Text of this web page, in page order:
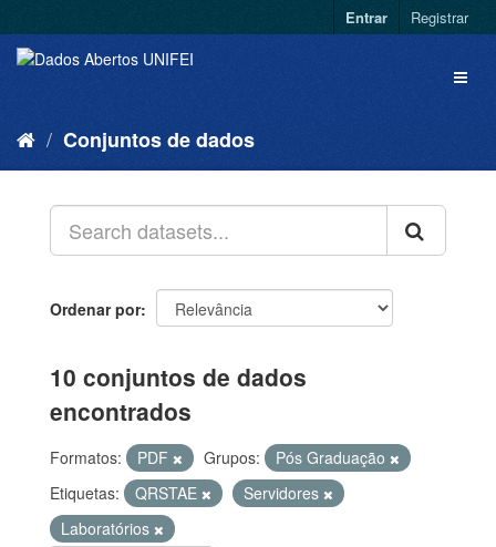
Entrar Registrar
Conjuntos de dados
Ordenar por
10 conjuntos de dados
encontrados
Formatos: PDF Grupos:
Pós Graduação
Etiquetas:
QRSTAE
Servidores
Laboratórios